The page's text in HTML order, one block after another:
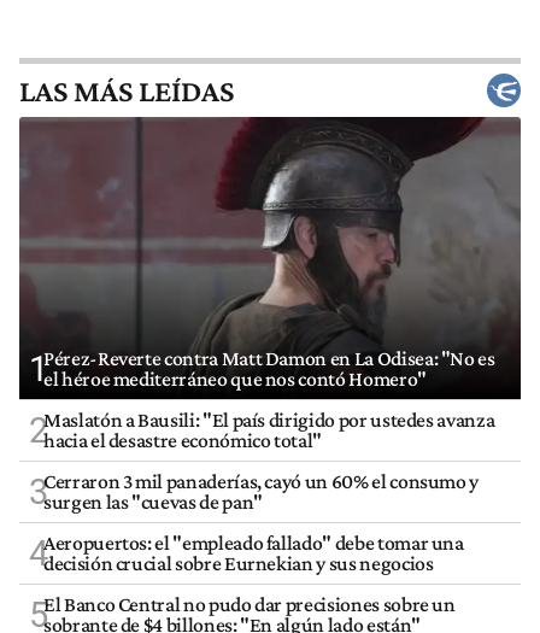
LAS MÁS LEÍDAS
1Pérez-Reverte contra Matt Damon en La Odisea: "No es
el héroe mediterráneo que nos contó Homero"
2Maslatón a Bausili: "El país dirigido por ustedes avanza
hacia el desastre económico total"
3Cerraron 3 mil panaderías, cayó un 60% el consumo y
surgen las "cuevas de pan"
4Aeropuertos: el "empleado fallado" debe tomar una
decisión crucial sobre Eurnekian y sus negocios
5El Banco Central no pudo dar precisiones sobre un
sobrante de $4 billones: "En algún lado están"